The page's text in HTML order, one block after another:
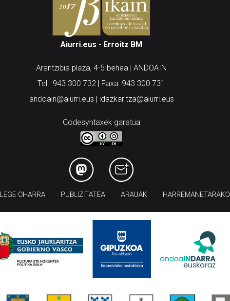
Aiurri.eus - Erroitz BM
Arantzibia plaza, 4-5 behea | ANDOAIN
Tel.: 943 300 732 | Faxa: 943 300 731
andoain@aiurri.eus | idazkaritza@aiurri.eus
Codesyntaxek garatua
LEGE OHARRA PUBLIZITATEA ARAUAK HARREMANETARAKO